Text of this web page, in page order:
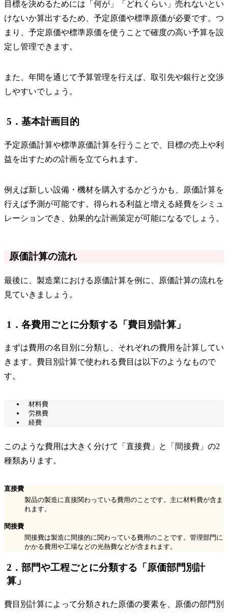
目標を決めるためには「何が」「どれくらい」売れないとい
けないか算出するため、予定原価や標準原価が必要です。つ
まり、予定原価や標準原価を使うことで確度の高い予算を設
定し管理できます。
また、年間を通じて予算管理を行えば、取引先や銀行と交渉
しやすいでしょう。
5．基本計画目的
予定原価計算や標準原価計算を行うことで、目標の売上や利
益を出すための計画を立てられます。
例えば新しい設備・機材を購入するかどうかも、原価計算を
行えば予測が可能です。得られる利益と増える経費をシミュ
レーションでき、効果的な計画策定が可能になるでしょう。
原価計算の流れ
最後に、製造業における原価計算を例に、原価計算の流れを
見ていきましょう。
1．各費用ごとに分類する「費目別計算」
まずは費用の名目別に分類し、それぞれの費用を計算してい
きます。費目別計算で使われる費目は以下のようなもので
す。
材料費
労務費
経費
このような費用は大きく分けて「直接費」と「間接費」の2
種類あります。
直接費
製品の製造に直接関わっている費用のことです。主に材料費が含ま
れます。
間接費
間接費は製造に間接的に関わっている費用のことです。管理部門に
かかる費用や工場などの光熱費などが含まれます。
2．部門や工程ごとに分類する「原価部門別計
算」
費目別計算によって分類された原価の要素を、原価の部門別